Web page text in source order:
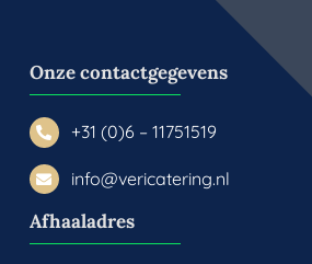
Onze contactgegevens
+31 (0)6 – 11751519
info@vericatering.nl
Afhaaladres